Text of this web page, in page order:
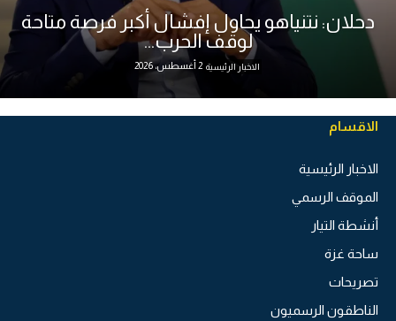
دحلان: نتنياهو يحاول إفشال أكبر فرصة متاحة
لوقف الحرب...
الاخبار الرئيسية 2 أغسطس، 2026
الاقسام
الاخبار الرئيسية
الموقف الرسمي
أنشطة التيار
ساحة غزة
تصريحات
الناطقون الرسميون